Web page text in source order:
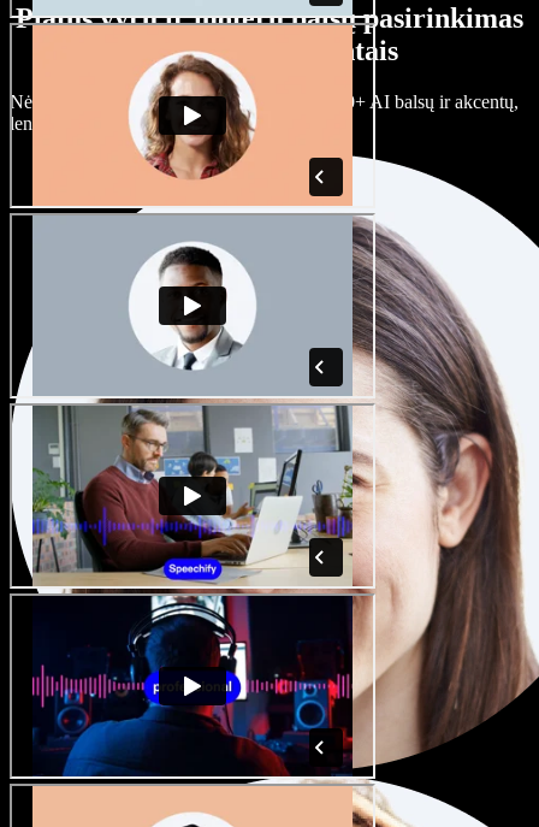
Platus vyrų ir moterų balsų pasirinkimas
su įvairiais akcentais
Nėra dviejų vienodų projektų. Rinkitės iš 100+ AI balsų ir akcentų,
lengvai juos prisitaikykite.